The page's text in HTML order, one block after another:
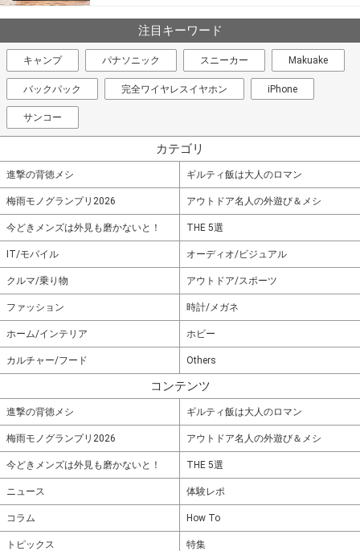
注目キーワード
キャンプ パナソニック スニーカー Makuake
バックパック 完全ワイヤレスイヤホン iPhone
サンコー
カテゴリ
進撃の背徳メシ ギルティ飯は大人のロマン
梅雨モノグランプリ2026 アウトドア名人の外遊び＆メシ
今どきメンズは外見も磨かないと！ THE 5選
IT/モバイル オーディオ/ビジュアル
クルマ/乗り物 アウトドア/スポーツ
ファッション 時計/メガネ
ホーム/インテリア ホビー
カルチャー/フード Others
コンテンツ
進撃の背徳メシ ギルティ飯は大人のロマン
梅雨モノグランプリ2026 アウトドア名人の外遊び＆メシ
今どきメンズは外見も磨かないと！ THE 5選
ニュース 体験レポ
コラム How To
トピックス 特集